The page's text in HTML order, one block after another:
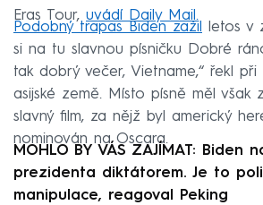
Eras Tour, uvádí Daily Mail.
Podobný trapas Biden zažil letos v
si na tu slavnou písničku Dobré
tak dobrý večer, Vietname,“ řekl
asijské země. Místo písně měl však
slavný film, za nějž byl americký
nominován na Oscara.
MOHLO BY VÁS ZAJÍMAT: Biden
prezidenta diktátorem. Je to
manipulace, reagoval Peking